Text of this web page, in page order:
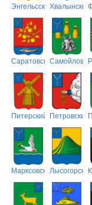
ЭнгельсскийХвалынский
Саратовский
Питерский Петровский
МарксовскийЛысогорский